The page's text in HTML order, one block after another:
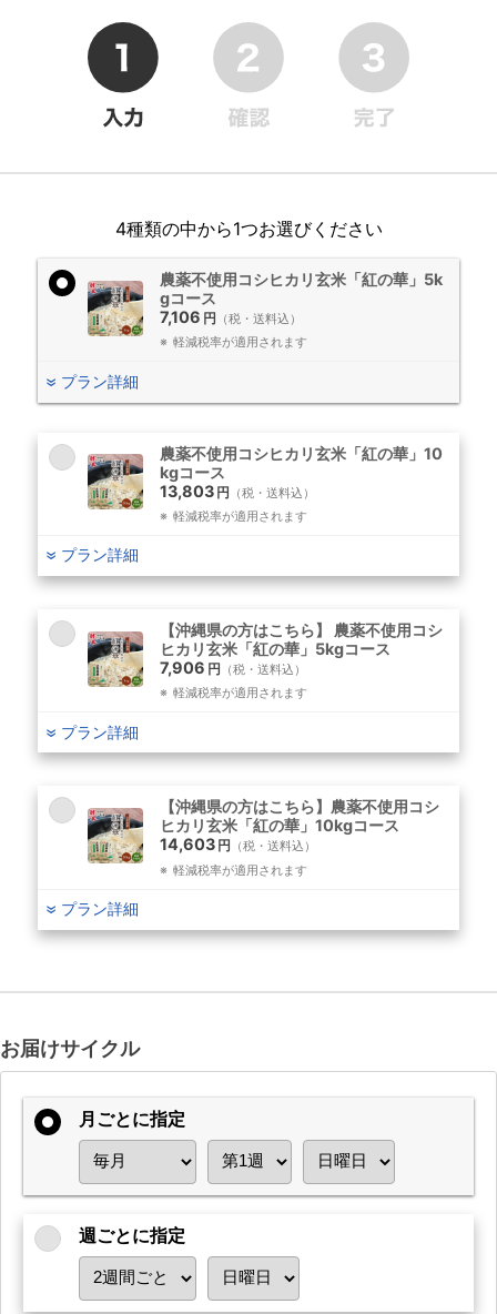
4種類の中から1つお選びください
農薬不使用コシヒカリ玄米「紅の華」5k
gコース
7,106 円
（税・送料込）
軽減税率が適用されます
プラン詳細
農薬不使用コシヒカリ玄米「紅の華」10
kgコース
13,803 円 （税・送料込）
軽減税率が適用されます
プラン詳細
【沖縄県の方はこちら】 農薬不使用コシ
ヒカリ玄米「紅の華」5kgコース
7,906 円
（税・送料込）
軽減税率が適用されます
プラン詳細
【沖縄県の方はこちら】農薬不使用コシ
ヒカリ玄米「紅の華」10kgコース
14,603 円
（税・送料込）
軽減税率が適用されます
プラン詳細
お届けサイクル
月ごとに指定
週ごとに指定